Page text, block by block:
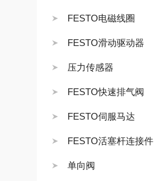
FESTO电磁线圈
FESTO滑动驱动器
压力传感器
FESTO快速排气阀
FESTO伺服马达
FESTO活塞杆连接件
单向阀